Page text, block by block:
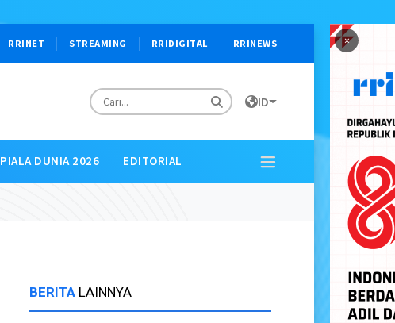
×
RRINET STREAMING RRIDIGITAL RRINEWS
ID
PIALA DUNIA 2026 EDITORIAL
BERITA LAINNYA